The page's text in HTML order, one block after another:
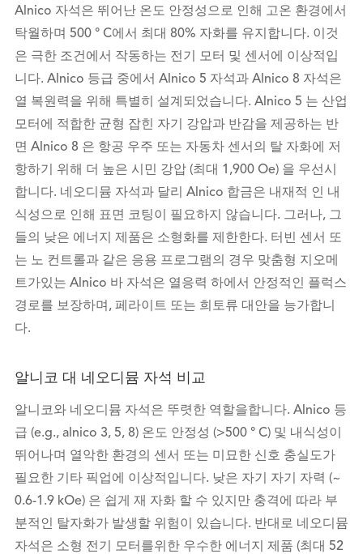
Alnico 자석은 뛰어난 온도 안정성으로 인해 고온 환경에서
탁월하며 500 ° C에서 최대 80% 자화를 유지합니다. 이것
은 극한 조건에서 작동하는 전기 모터 및 센서에 이상적입
니다. Alnico 등급 중에서 Alnico 5 자석과 Alnico 8 자석은
열 복원력을 위해 특별히 설계되었습니다. Alnico 5 는 산업
모터에 적합한 균형 잡힌 자기 강압과 반감을 제공하는 반
면 Alnico 8 은 항공 우주 또는 자동차 센서의 탈 자화에 저
항하기 위해 더 높은 시민 강압 (최대 1,900 Oe) 을 우선시
합니다. 네오디뮴 자석과 달리 Alnico 합금은 내재적 인 내
식성으로 인해 표면 코팅이 필요하지 않습니다. 그러나, 그
들의 낮은 에너지 제품은 소형화를 제한한다. 터빈 센서 또
는 노 컨트롤과 같은 응용 프로그램의 경우 맞춤형 지오메
트가있는 Alnico 바 자석은 열응력 하에서 안정적인 플럭스
경로를 보장하며, 페라이트 또는 희토류 대안을 능가합니
다.
알니코 대 네오디뮴 자석 비교
알니코와 네오디뮴 자석은 뚜렷한 역할을합니다. Alnico 등
급 (e.g., alnico 3, 5, 8) 온도 안정성 (>500 ° C) 및 내식성이
뛰어나며 열악한 환경의 센서 또는 미묘한 신호 충실도가
필요한 기타 픽업에 이상적입니다. 낮은 자기 자기 자력 (~
0.6-1.9 kOe) 은 쉽게 재 자화 할 수 있지만 충격에 따라 부
분적인 탈자화가 발생할 위험이 있습니다. 반대로 네오디뮴
자석은 소형 전기 모터를위한 우수한 에너지 제품 (최대 52